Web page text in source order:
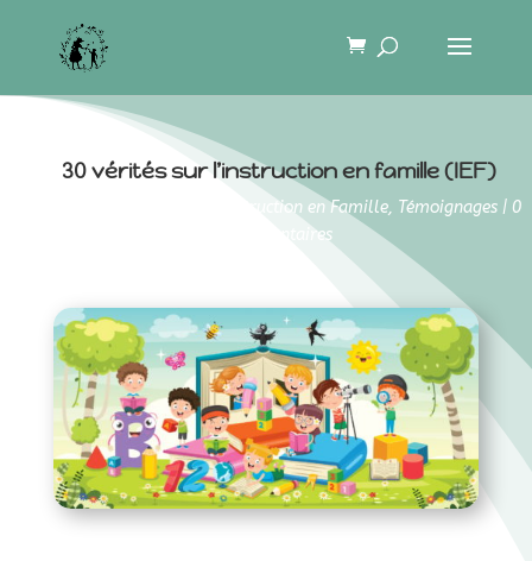
30 vérités sur l’instruction en famille (IEF)
Instruction en Famille, Témoignages| 0
commentaires